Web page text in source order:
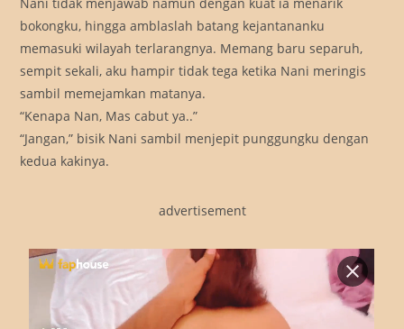
bokongku, hingga amblaslah batang kejantananku
memasuki wilayah terlarangnya. Memang baru separuh,
sempit sekali, aku hampir tidak tega ketika Nani meringis
sambil memejamkan matanya.
“Kenapa Nan, Mas cabut ya..”
“Jangan,” bisik Nani sambil menjepit punggungku dengan
kedua kakinya.
advertisement